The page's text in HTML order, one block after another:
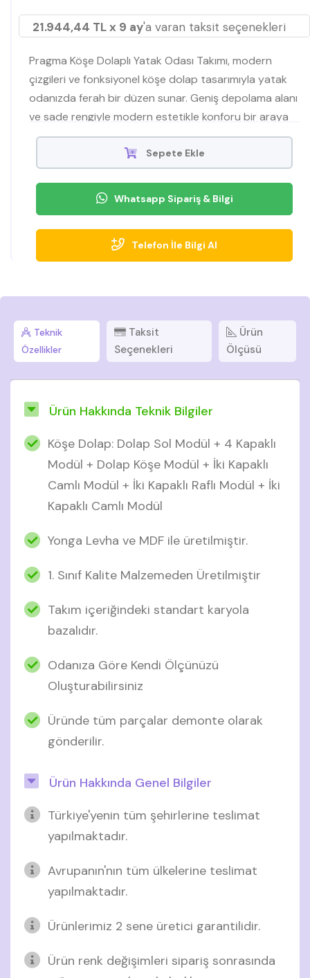
21.944,44 TL x 9 ay'a varan taksit seçenekleri
Pragma Köşe Dolaplı Yatak Odası Takımı, modern
çizgileri ve fonksiyonel köşe dolap tasarımıyla yatak
odanızda ferah bir düzen sunar. Geniş depolama alanı
ve sade rengiyle modern estetikle konforu bir araya
getirir.
Sepete Ekle
Whatsapp Sipariş & Bilgi
Telefon İle Bilgi Al
Teknik
Özellikler
Taksit
Seçenekleri
Ürün
Ölçüsü
Ürün Hakkında Teknik Bilgiler
Köşe Dolap: Dolap Sol Modül + 4 Kapaklı
Modül + Dolap Köşe Modül + İki Kapaklı
Camlı Modül + İki Kapaklı Raflı Modül + İki
Kapaklı Camlı Modül
Yonga Levha ve MDF ile üretilmiştir.
1. Sınıf Kalite Malzemeden Üretilmiştir
Takım içeriğindeki standart karyola
bazalıdır.
Odanıza Göre Kendi Ölçünüzü
Oluşturabilirsiniz
Üründe tüm parçalar demonte olarak
gönderilir.
Ürün Hakkında Genel Bilgiler
Türkiye'yenin tüm şehirlerine teslimat
yapılmaktadır.
Avrupanın'nın tüm ülkelerine teslimat
yapılmaktadır.
Ürünlerimiz 2 sene üretici garantilidir.
Ürün renk değişimleri sipariş sonrasında